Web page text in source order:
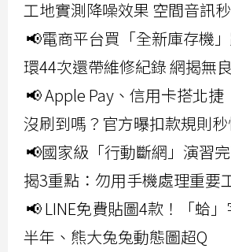
工地實測降噪效果 空間音訊
📢電商平台買「全新庫存機
環44次還帶維修紀錄 網揭無
📢 Apple Pay、信用卡搭北
沒刷到嗎？官方曝扣款規則
📢國家級「行動斷網」演習
揭3重點：勿用手機處理重要
📢 LINE免費貼圖4款！「蛤
半年、熊大兔兔動態圖超Q